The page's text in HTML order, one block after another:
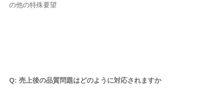
の他の特殊要望
Q: 売上後の品質問題はどのように対応されますか